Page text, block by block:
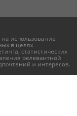
использование
в целях
статистических
релевантной
и интересов.